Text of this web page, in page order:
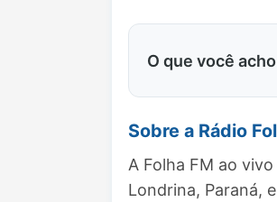
O que você
Sobre a Rádio
A Folha FM ao
Londrina, Paraná,